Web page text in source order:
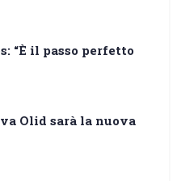
“È il passo perfetto
Olid sarà la nuova